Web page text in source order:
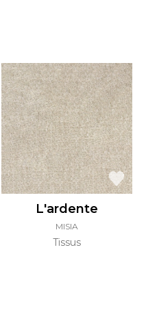
L'ardente
MISIA
Tissus